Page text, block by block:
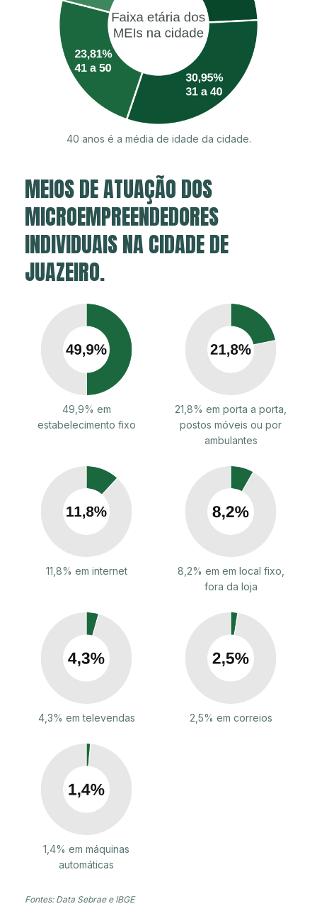
40 anos é a média de idade da cidade.
MEIOS DE ATUAÇÃO DOS
MICROEMPREENDEDORES
INDIVIDUAIS NA CIDADE DE
JUAZEIRO.
49,9% em
estabelecimento fixo
21,8% em porta a porta,
postos móveis ou por
ambulantes
11,8% em internet
8,2% em em local fixo,
fora da loja
4,3% em televendas 2,5% em correios
1,4% em máquinas
automáticas
Fontes: Data Sebrae e IBGE